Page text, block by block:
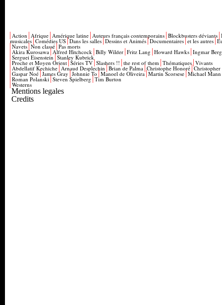
Action Afrique Amérique latine Auteurs français contemporains Blockbusters déviants
musicales Comédies US Dans les salles Dessins et Animés Documentaires et les autres
Navets Non classé Pas morts
Akira Kurosawa Alfred Hitchcock Billy Wilder Fritz Lang Howard Hawks Ingmar
Serguei Eisenstein Stanley Kubrick
Proche et Moyen Orient Séries TV Slashers !! the rest of them Thématiques Vivants
Abdellatif Kechiche Arnaud Desplechin Brian de Palma Christophe Honoré
Gaspar Noé James Gray Johnnie To Manoel de Oliveira Martin Scorsese Michael Mann
Roman Polanski Steven Spielberg Tim Burton
Westerns
Mentions legales
Credits